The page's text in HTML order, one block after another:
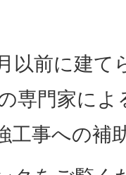
以前に建て
専門家に
工事への補